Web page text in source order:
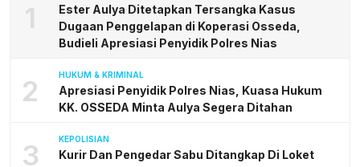
1
Ester Aulya Ditetapkan Tersangka Kasus
Dugaan Penggelapan di Koperasi Osseda,
Budieli Apresiasi Penyidik Polres Nias
2 HUKUM & KRIMINAL
Apresiasi Penyidik Polres Nias, Kuasa Hukum
KK. OSSEDA Minta Aulya Segera Ditahan
3 KEPOLISIAN
Kurir Dan Pengedar Sabu Ditangkap Di Loket